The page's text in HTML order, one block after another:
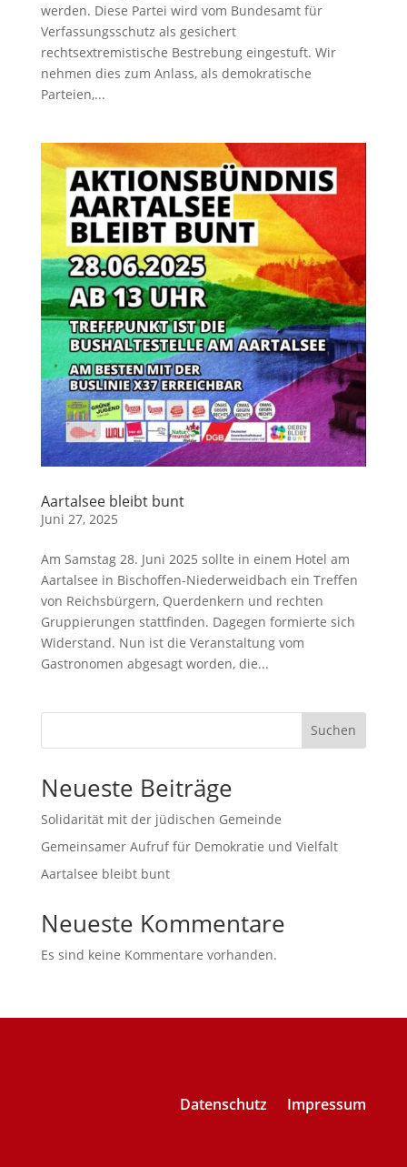
werden. Diese Partei wird vom Bundesamt für
Verfassungsschutz als gesichert
rechtsextremistische Bestrebung eingestuft. Wir
nehmen dies zum Anlass, als demokratische
Parteien,...
Aartalsee bleibt bunt
Juni 27, 2025
Am Samstag 28. Juni 2025 sollte in einem Hotel am
Aartalsee in Bischoffen-Niederweidbach ein Treffen
von Reichsbürgern, Querdenkern und rechten
Gruppierungen stattfinden. Dagegen formierte sich
Widerstand. Nun ist die Veranstaltung vom
Gastronomen abgesagt worden, die...
Suchen
Neueste Beiträge
Solidarität mit der jüdischen Gemeinde
Gemeinsamer Aufruf für Demokratie und Vielfalt
Aartalsee bleibt bunt
Neueste Kommentare
Es sind keine Kommentare vorhanden.
Datenschutz Impressum